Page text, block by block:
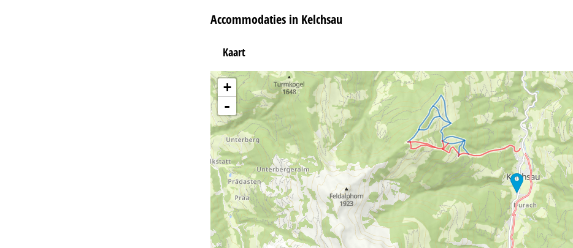
Accommodaties in Kelchsau
Kaart
+
-